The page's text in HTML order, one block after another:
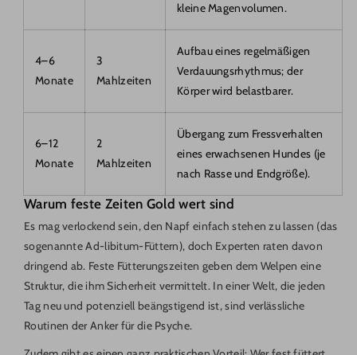
kleine Magenvolumen.
4–6
Monate
3
Mahlzeiten
Aufbau eines regelmäßigen
Verdauungsrhythmus; der
Körper wird belastbarer.
6–12
Monate
2
Mahlzeiten
Übergang zum Fressverhalten
eines erwachsenen Hundes (je
nach Rasse und Endgröße).
Warum feste Zeiten Gold wert sind
Es mag verlockend sein, den Napf einfach stehen zu lassen (das
sogenannte Ad-libitum-Füttern), doch Experten raten davon
dringend ab. Feste Fütterungszeiten geben dem Welpen eine
Struktur, die ihm Sicherheit vermittelt. In einer Welt, die jeden
Tag neu und potenziell beängstigend ist, sind verlässliche
Routinen der Anker für die Psyche.